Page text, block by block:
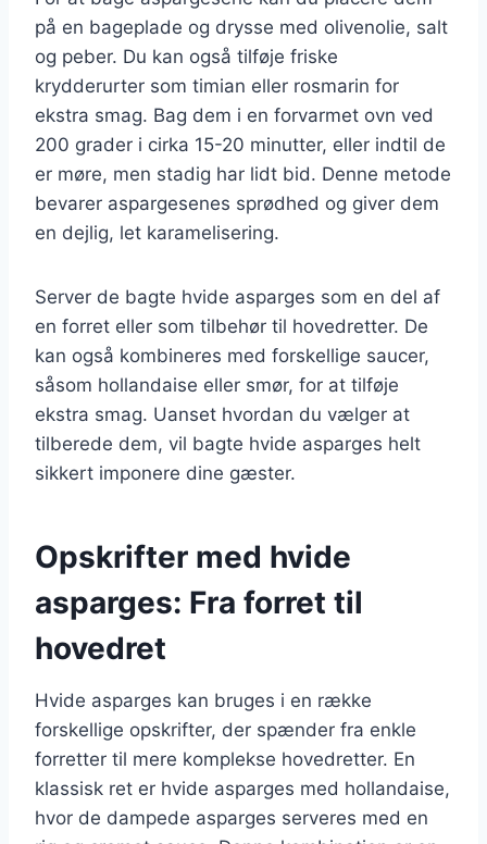
på en bageplade og drysse med olivenolie, salt
og peber. Du kan også tilføje friske
krydderurter som timian eller rosmarin for
ekstra smag. Bag dem i en forvarmet ovn ved
200 grader i cirka 15-20 minutter, eller indtil de
er møre, men stadig har lidt bid. Denne metode
bevarer aspargesenes sprødhed og giver dem
en dejlig, let karamelisering.
Server de bagte hvide asparges som en del af
en forret eller som tilbehør til hovedretter. De
kan også kombineres med forskellige saucer,
såsom hollandaise eller smør, for at tilføje
ekstra smag. Uanset hvordan du vælger at
tilberede dem, vil bagte hvide asparges helt
sikkert imponere dine gæster.
Opskrifter med hvide
asparges: Fra forret til
hovedret
Hvide asparges kan bruges i en række
forskellige opskrifter, der spænder fra enkle
forretter til mere komplekse hovedretter. En
klassisk ret er hvide asparges med hollandaise,
hvor de dampede asparges serveres med en